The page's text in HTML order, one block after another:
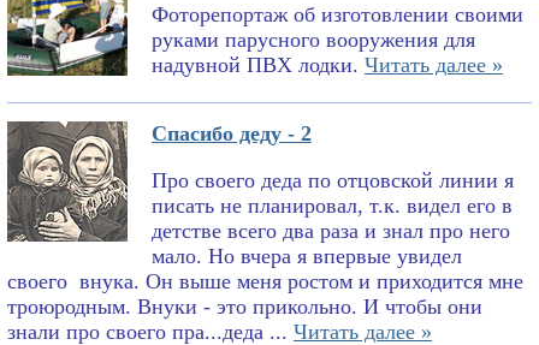
Фоторепортаж об изготовлении своими
руками парусного вооружения для
надувной ПВХ лодки. Читать далее »
Спасибо деду - 2
Про своего деда по отцовской линии я
писать не планировал, т.к. видел его в
детстве всего два раза и знал про него
мало. Но вчера я впервые увидел
своего внука. Он выше меня ростом и приходится мне
троюродным. Внуки - это прикольно. И чтобы они
знали про своего пра...деда ... Читать далее »